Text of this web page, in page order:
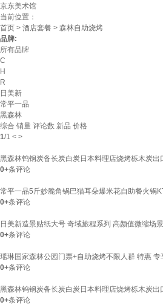
京东美术馆
当前位置：
首页 > 酒店套餐 > 森林自助烧烤
品牌:
所有品牌
C
H
R
日美新
常平一品
黑森林
综合 销量 评论数 新品 价格
1/1 < >
黑森林钨钢炭备长炭白炭日本料理店烧烤栎木炭
0+条评论
常平一品5斤妙脆角锅巴猫耳朵爆米花自助餐火锅
0+条评论
日美新造景贴纸大号 奇域旅程系列 高颜值微缩场
0+条评论
瑶琳国家森林公园门票+自助烧烤不限人群 特惠 专
0+条评论
黑森林钨钢炭备长炭白炭日本料理店烧烤栎木炭
0+条评论